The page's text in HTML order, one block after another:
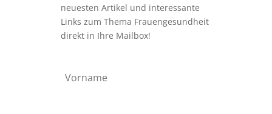
neuesten Artikel und interessante
Links zum Thema Frauengesundheit
direkt in Ihre Mailbox!